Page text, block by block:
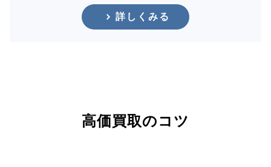
詳しくみる
高価買取のコツ